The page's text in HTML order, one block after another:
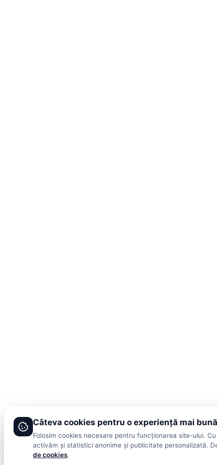
Câteva cookies pentru o experiență mai bună
Folosim cookies necesare pentru funcționarea site-ului.
activăm și statistici anonime și publicitate personalizată.
de cookies.